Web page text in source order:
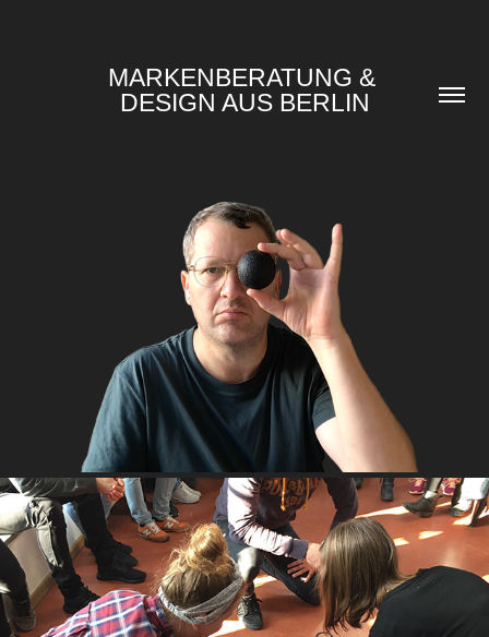
MARKENBERATUNG &
DESIGN AUS BERLIN
HALLO ICH BIN JONAS
ANALOGIC DESIGN WORKSHOP – STRATEGIC BRAND THINKING